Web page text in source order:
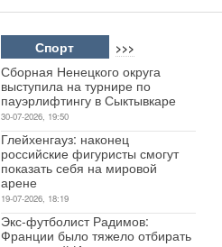
Спорт >>>
Сборная Ненецкого округа
выступила на турнире по
пауэрлифтингу в Сыктывкаре
30-07-2026, 19:50
Глейхенгауз: наконец
российские фигуристы смогут
показать себя на мировой
арене
19-07-2026, 18:19
Экс-футболист Радимов:
Франции было тяжело отбирать